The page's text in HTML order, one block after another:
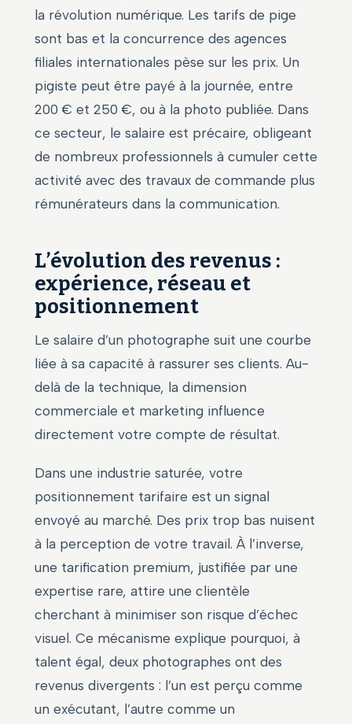
la révolution numérique. Les tarifs de pige
sont bas et la concurrence des agences
filiales internationales pèse sur les prix. Un
pigiste peut être payé à la journée, entre
200 € et 250 €, ou à la photo publiée. Dans
ce secteur, le salaire est précaire, obligeant
de nombreux professionnels à cumuler cette
activité avec des travaux de commande plus
rémunérateurs dans la communication.
L’évolution des revenus :
expérience, réseau et
positionnement
Le salaire d’un photographe suit une courbe
liée à sa capacité à rassurer ses clients. Au-
delà de la technique, la dimension
commerciale et marketing influence
directement votre compte de résultat.
Dans une industrie saturée, votre
positionnement tarifaire est un signal
envoyé au marché. Des prix trop bas nuisent
à la perception de votre travail. À l’inverse,
une tarification premium, justifiée par une
expertise rare, attire une clientèle
cherchant à minimiser son risque d’échec
visuel. Ce mécanisme explique pourquoi, à
talent égal, deux photographes ont des
revenus divergents : l’un est perçu comme
un exécutant, l’autre comme un